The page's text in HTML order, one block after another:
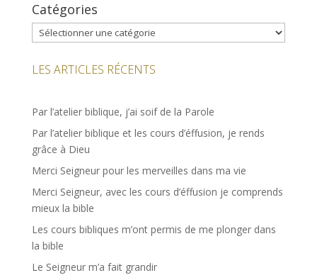
Catégories
Catégories
LES ARTICLES RÉCENTS
Par l’atelier biblique, j’ai soif de la Parole
Par l’atelier biblique et les cours d’éffusion, je rends
grâce à Dieu
Merci Seigneur pour les merveilles dans ma vie
Merci Seigneur, avec les cours d’éffusion je comprends
mieux la bible
Les cours bibliques m’ont permis de me plonger dans
la bible
Le Seigneur m’a fait grandir